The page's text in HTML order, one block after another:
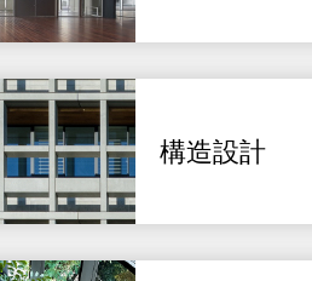
構造設計